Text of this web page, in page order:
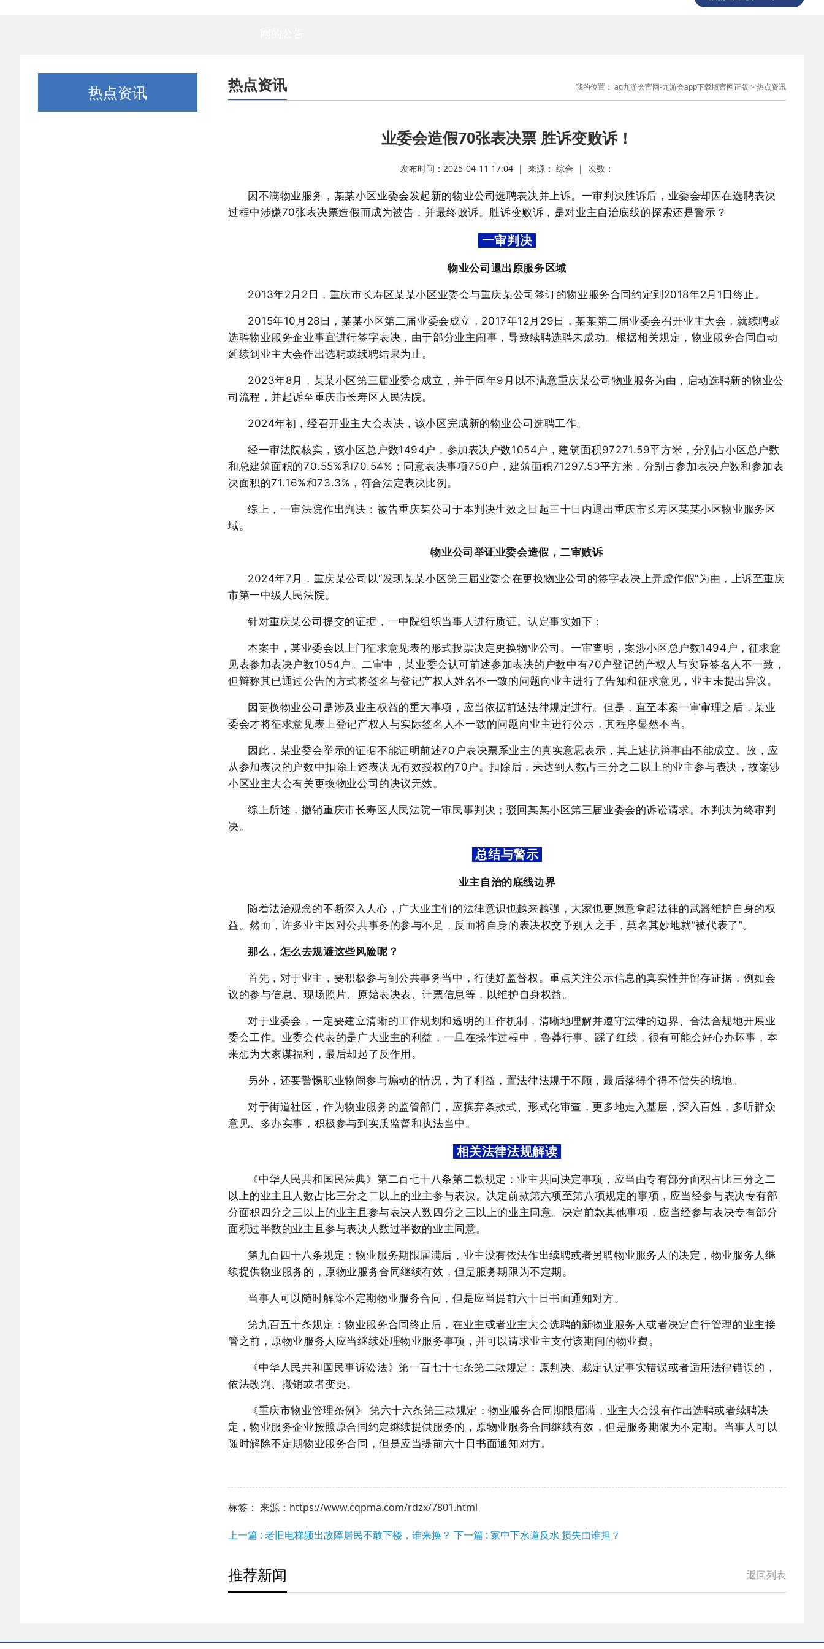
热点资讯 热点资讯 我的位置： ag九游会官网-九游会app下载版官网正版 > 热点资讯
业委会造假70张表决票 胜诉变败诉！
发布时间：2025-04-11 17:04 | 来源： 综合 | 次数：
因不满物业服务，某某小区业委会发起新的物业公司选聘表决并上诉。一审判决胜诉后，业委会却因在选聘表决
过程中涉嫌70张表决票造假而成为被告，并最终败诉。胜诉变败诉，是对业主自治底线的探索还是警示？
一审判决
物业公司退出原服务区域
2013年2月2日，重庆市长寿区某某小区业委会与重庆某公司签订的物业服务合同约定到2018年2月1日终止。
2015年10月28日，某某小区第二届业委会成立，2017年12月29日，某某第二届业委会召开业主大会，就续聘或
选聘物业服务企业事宜进行签字表决，由于部分业主闹事，导致续聘选聘未成功。根据相关规定，物业服务合同自动
延续到业主大会作出选聘或续聘结果为止。
2023年8月，某某小区第三届业委会成立，并于同年9月以不满意重庆某公司物业服务为由，启动选聘新的物业公
司流程，并起诉至重庆市长寿区人民法院。
2024年初，经召开业主大会表决，该小区完成新的物业公司选聘工作。
经一审法院核实，该小区总户数1494户，参加表决户数1054户，建筑面积97271.59平方米，分别占小区总户数
和总建筑面积的70.55%和70.54%；同意表决事项750户，建筑面积71297.53平方米，分别占参加表决户数和参加表
决面积的71.16%和73.3%，符合法定表决比例。
综上，一审法院作出判决：被告重庆某公司于本判决生效之日起三十日内退出重庆市长寿区某某小区物业服务区
域。
物业公司举证业委会造假，二审败诉
2024年7月，重庆某公司以“发现某某小区第三届业委会在更换物业公司的签字表决上弄虚作假”为由，上诉至重庆
市第一中级人民法院。
针对重庆某公司提交的证据，一中院组织当事人进行质证。认定事实如下：
本案中，某业委会以上门征求意见表的形式投票决定更换物业公司。一审查明，案涉小区总户数1494户，征求意
见表参加表决户数1054户。二审中，某业委会认可前述参加表决的户数中有70户登记的产权人与实际签名人不一致，
但辩称其已通过公告的方式将签名与登记产权人姓名不一致的问题向业主进行了告知和征求意见，业主未提出异议。
因更换物业公司是涉及业主权益的重大事项，应当依据前述法律规定进行。但是，直至本案一审审理之后，某业
委会才将征求意见表上登记产权人与实际签名人不一致的问题向业主进行公示，其程序显然不当。
因此，某业委会举示的证据不能证明前述70户表决票系业主的真实意思表示，其上述抗辩事由不能成立。故，应
从参加表决的户数中扣除上述表决无有效授权的70户。扣除后，未达到人数占三分之二以上的业主参与表决，故案涉
小区业主大会有关更换物业公司的决议无效。
综上所述，撤销重庆市长寿区人民法院一审民事判决；驳回某某小区第三届业委会的诉讼请求。本判决为终审判
决。
总结与警示
业主自治的底线边界
随着法治观念的不断深入人心，广大业主们的法律意识也越来越强，大家也更愿意拿起法律的武器维护自身的权
益。然而，许多业主因对公共事务的参与不足，反而将自身的表决权交予别人之手，莫名其妙地就“被代表了”。
那么，怎么去规避这些风险呢？
首先，对于业主，要积极参与到公共事务当中，行使好监督权。重点关注公示信息的真实性并留存证据，例如会
议的参与信息、现场照片、原始表决表、计票信息等，以维护自身权益。
对于业委会，一定要建立清晰的工作规划和透明的工作机制，清晰地理解并遵守法律的边界、合法合规地开展业
委会工作。业委会代表的是广大业主的利益，一旦在操作过程中，鲁莽行事、踩了红线，很有可能会好心办坏事，本
来想为大家谋福利，最后却起了反作用。
另外，还要警惕职业物闹参与煽动的情况，为了利益，置法律法规于不顾，最后落得个得不偿失的境地。
对于街道社区，作为物业服务的监管部门，应摈弃条款式、形式化审查，更多地走入基层，深入百姓，多听群众
意见、多办实事，积极参与到实质监督和执法当中。
相关法律法规解读
《中华人民共和国民法典》第二百七十八条第二款规定：业主共同决定事项，应当由专有部分面积占比三分之二
以上的业主且人数占比三分之二以上的业主参与表决。决定前款第六项至第八项规定的事项，应当经参与表决专有部
分面积四分之三以上的业主且参与表决人数四分之三以上的业主同意。决定前款其他事项，应当经参与表决专有部分
面积过半数的业主且参与表决人数过半数的业主同意。
第九百四十八条规定：物业服务期限届满后，业主没有依法作出续聘或者另聘物业服务人的决定，物业服务人继
续提供物业服务的，原物业服务合同继续有效，但是服务期限为不定期。
当事人可以随时解除不定期物业服务合同，但是应当提前六十日书面通知对方。
第九百五十条规定：物业服务合同终止后，在业主或者业主大会选聘的新物业服务人或者决定自行管理的业主接
管之前，原物业服务人应当继续处理物业服务事项，并可以请求业主支付该期间的物业费。
《中华人民共和国民事诉讼法》第一百七十七条第二款规定：原判决、裁定认定事实错误或者适用法律错误的，
依法改判、撤销或者变更。
《重庆市物业管理条例》
第六十六条第三款规定：物业服务合同期限届满，业主大会没有作出选聘或者续聘决
定，物业服务企业按照原合同约定继续提供服务的，原物业服务合同继续有效，但是服务期限为不定期。当事人可以
随时解除不定期物业服务合同，但是应当提前六十日书面通知对方。
标签： 来源：https://www.cqpma.com/rdzx/7801.html
上一篇 : 老旧电梯频出故障居民不敢下楼，谁来换？ 下一篇 : 家中下水道反水 损失由谁担？
返回列表
推荐新闻